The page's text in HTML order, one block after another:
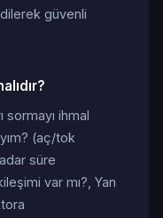
güvenli
sormayı ihmal
(aç/tok
süre
var mı?, Yan